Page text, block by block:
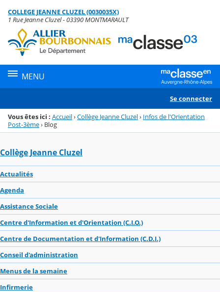
Menu de la rubrique
Contenu
COLLEGE JEANNE CLUZEL (0030035X)
1 Rue Jeanne Cluzel - 03390 MONTMARAULT
MENU
Se connecter
Vous êtes ici : Accueil›Collège Jeanne Cluzel› Infos de l'Orientation
Post-3ème› Blog
Collège Jeanne Cluzel
Actualités
Agenda
Assistance Sociale
Centre d'Information et d'Orientation (C.I.O.)
Centre de Documentation et d'Information (C.D.I.)
Conseil d'administration
Menus de la semaine
Infirmerie